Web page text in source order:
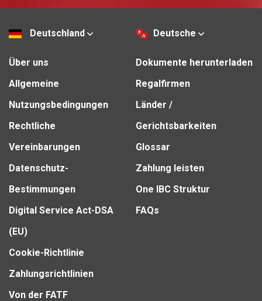
Deutschland Deutsche
Über uns
Allgemeine
Nutzungsbedingungen
Rechtliche
Vereinbarungen
Datenschutz-
Bestimmungen
Digital Service Act-DSA
(EU)
Cookie-Richtlinie
Zahlungsrichtlinien
Von der FATF
Dokumente herunterladen
Regalfirmen
Länder /
Gerichtsbarkeiten
Glossar
Zahlung leisten
One IBC Struktur
FAQs